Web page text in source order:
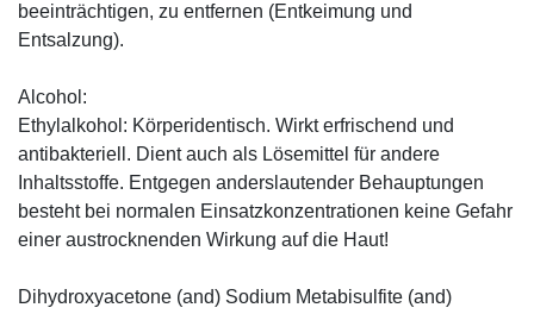
beeinträchtigen, zu entfernen (Entkeimung und
Entsalzung).
Alcohol:
Ethylalkohol: Körperidentisch. Wirkt erfrischend und
antibakteriell. Dient auch als Lösemittel für andere
Inhaltsstoffe. Entgegen anderslautender Behauptungen
besteht bei normalen Einsatzkonzentrationen keine Gefahr
einer austrocknenden Wirkung auf die Haut!
Dihydroxyacetone (and) Sodium Metabisulfite (and)